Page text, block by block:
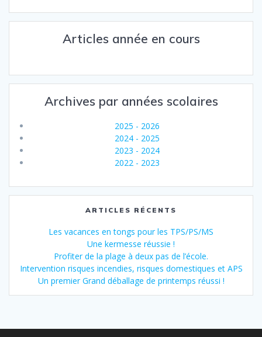
Articles année en cours
Archives par années scolaires
2025 - 2026
2024 - 2025
2023 - 2024
2022 - 2023
ARTICLES RÉCENTS
Les vacances en tongs pour les TPS/PS/MS
Une kermesse réussie !
Profiter de la plage à deux pas de l’école.
Intervention risques incendies, risques domestiques et APS
Un premier Grand déballage de printemps réussi !